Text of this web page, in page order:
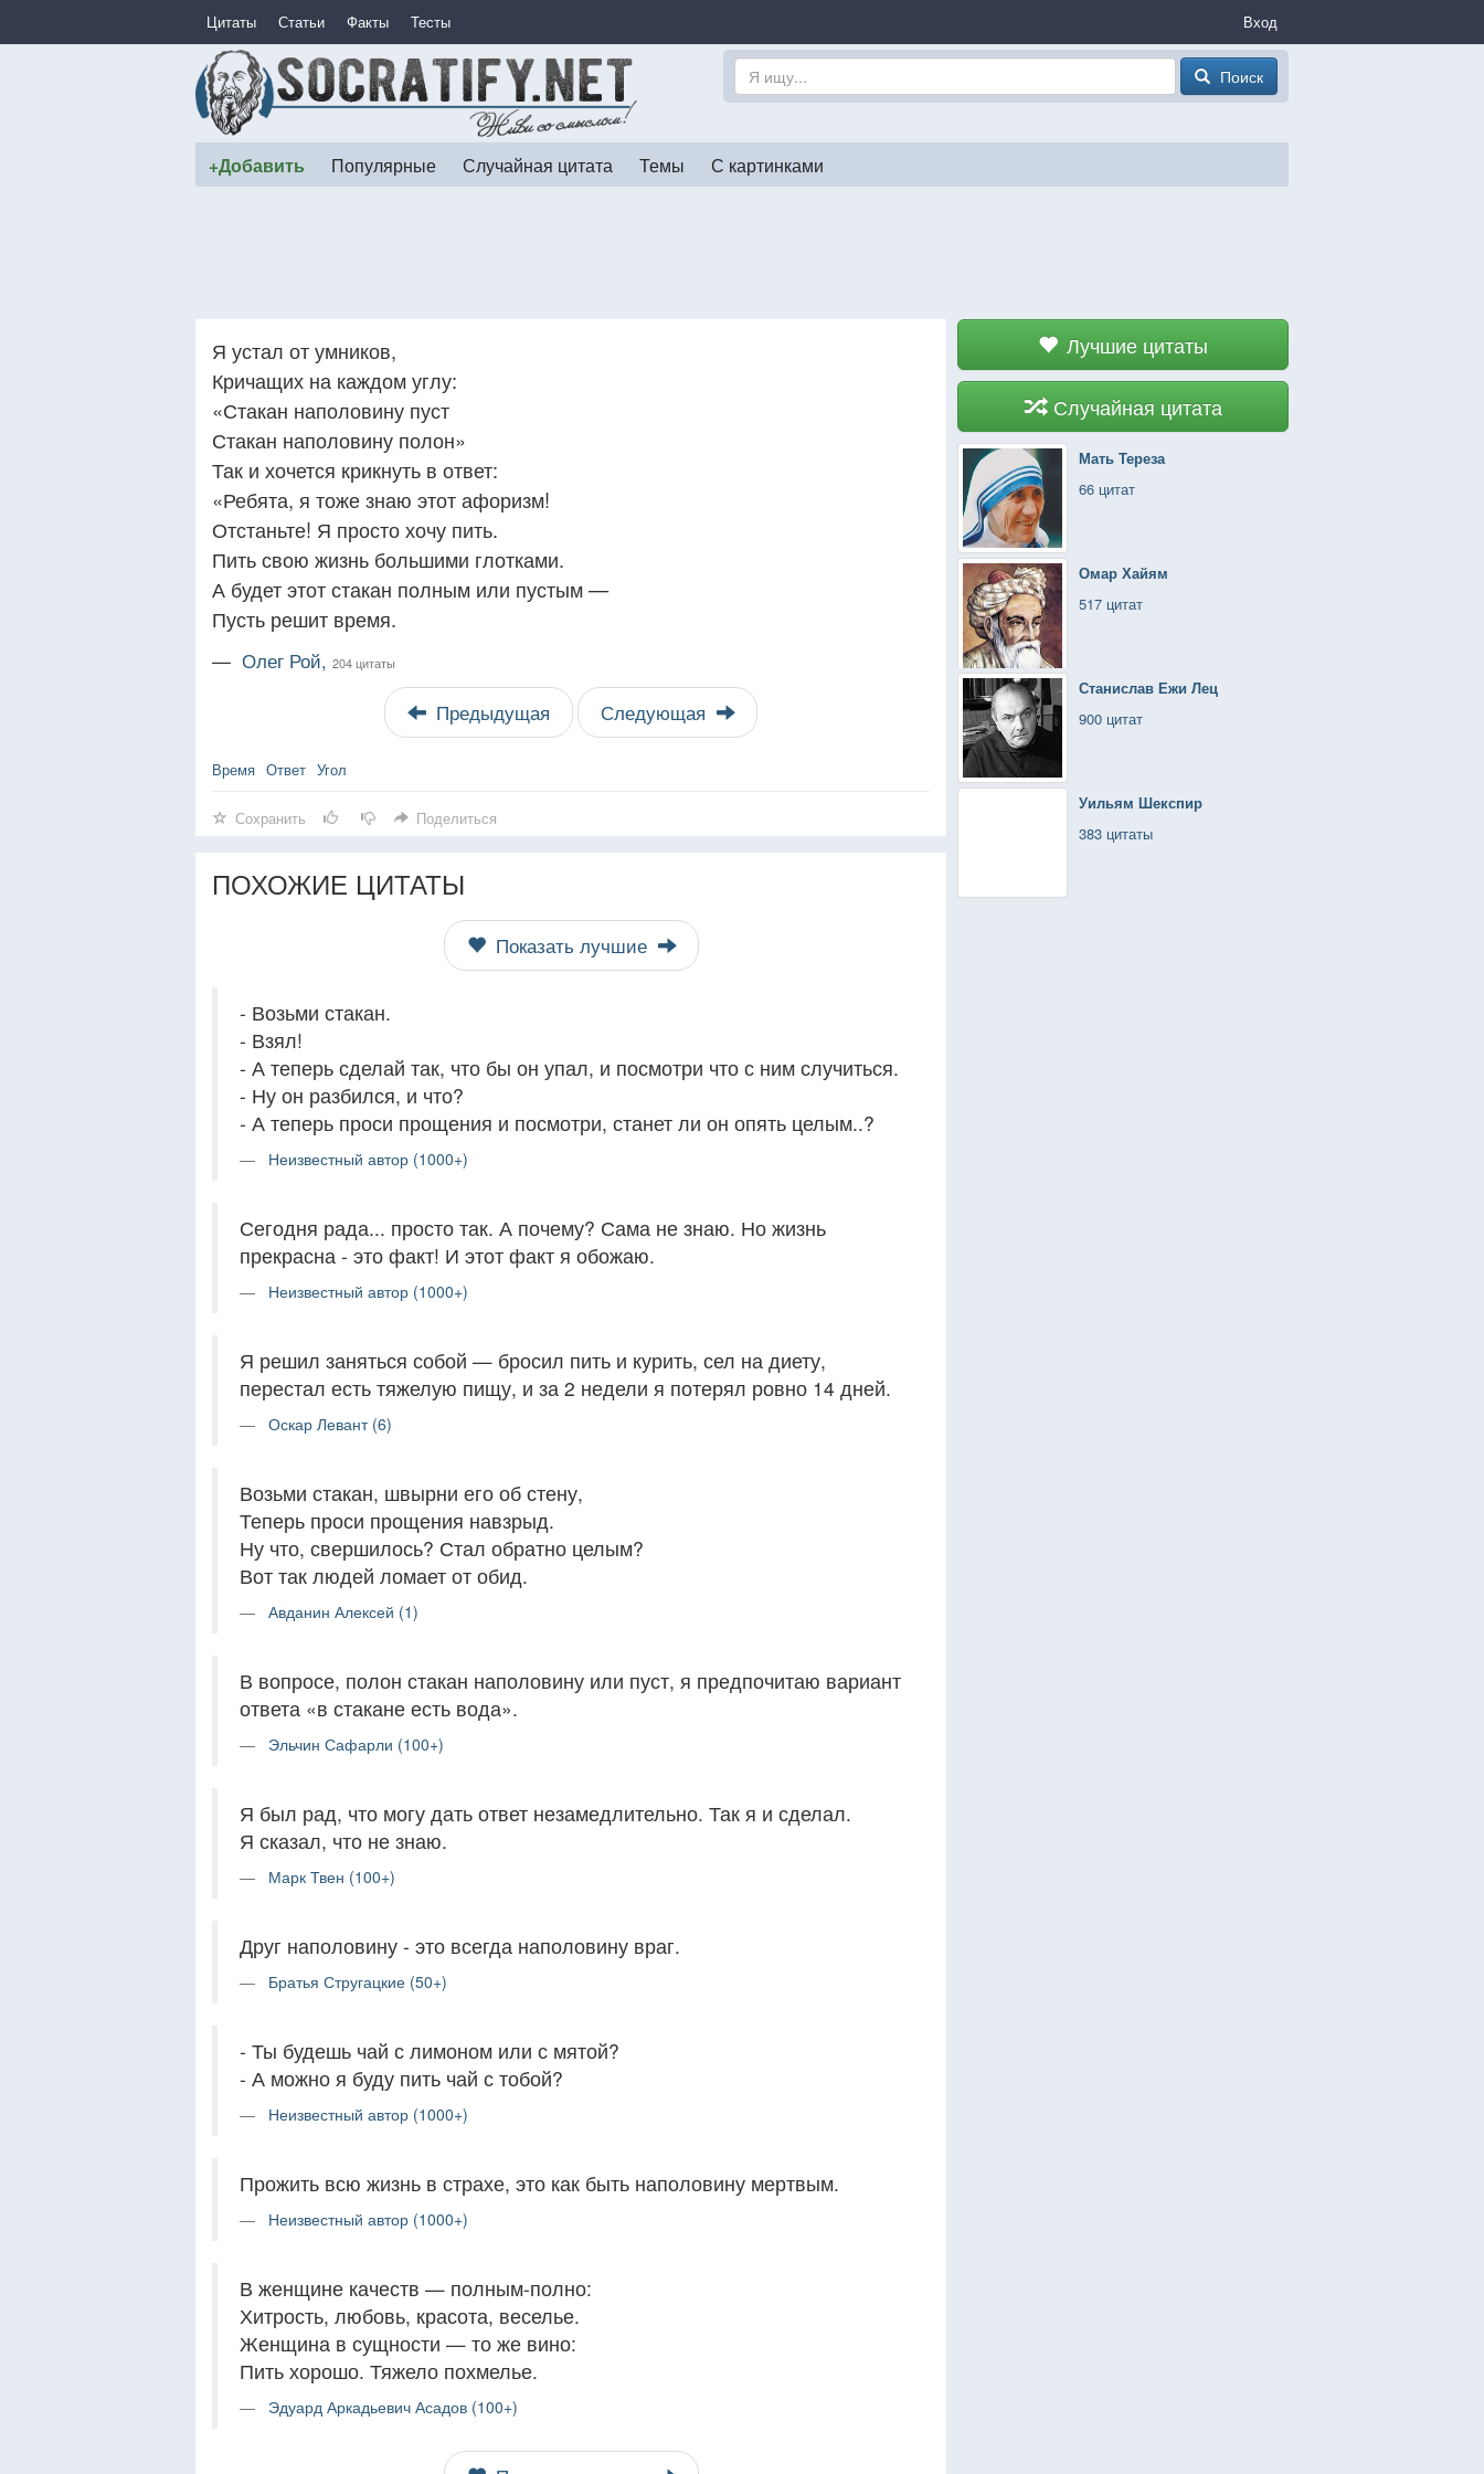
Цитаты Статьи Факты Тесты Вход
Поиск
+Добавить Популярные Случайная цитата Темы С картинками
Лучшие цитаты
Случайная цитата
Мать Тереза
66 цитат
Омар Хайям
517 цитат
Станислав Ежи Лец
900 цитат
Уильям Шекспир
383 цитаты
Я устал от умников,
Кричащих на каждом углу:
«Стакан наполовину пуст
Стакан наполовину полон»
Так и хочется крикнуть в ответ:
«Ребята, я тоже знаю этот афоризм!
Отстаньте! Я просто хочу пить.
Пить свою жизнь большими глотками.
А будет этот стакан полным или пустым —
Пусть решит время.
— Олег Рой, 204 цитаты
Предыдущая Следующая
Время Ответ Угол
Сохранить Поделиться
ПОХОЖИЕ ЦИТАТЫ
Показать лучшие
- Возьми стакан.
- Взял!
- А теперь сделай так, что бы он упал, и посмотри что с ним случиться.
- Ну он разбился, и что?
- А теперь проси прощения и посмотри, станет ли он опять целым..?
Неизвестный автор (1000+)
Сегодня рада... просто так. А почему? Сама не знаю. Но жизнь
прекрасна - это факт! И этот факт я обожаю.
Неизвестный автор (1000+)
Я решил заняться собой — бросил пить и курить, сел на диету,
перестал есть тяжелую пищу, и за 2 недели я потерял ровно 14 дней.
Оскар Левант (6)
Возьми стакан, швырни его об стену,
Теперь проси прощения навзрыд.
Ну что, свершилось? Стал обратно целым?
Вот так людей ломает от обид.
Авданин Алексей (1)
В вопросе, полон стакан наполовину или пуст, я предпочитаю вариант
ответа «в стакане есть вода».
Эльчин Сафарли (100+)
Я был рад, что могу дать ответ незамедлительно. Так я и сделал.
Я сказал, что не знаю.
Марк Твен (100+)
Друг наполовину - это всегда наполовину враг.
Братья Стругацкие (50+)
- Ты будешь чай с лимоном или с мятой?
- А можно я буду пить чай с тобой?
Неизвестный автор (1000+)
Прожить всю жизнь в страхе, это как быть наполовину мертвым.
Неизвестный автор (1000+)
В женщине качеств — полным-полно:
Хитрость, любовь, красота, веселье.
Женщина в сущности — то же вино:
Пить хорошо. Тяжело похмелье.
Эдуард Аркадьевич Асадов (100+)